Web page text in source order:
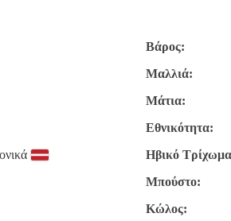
Βάρος:
Μαλλιά:
Μάτια:
Εθνικότητα:
Ηβικό
Μπούστο:
Κώλος: